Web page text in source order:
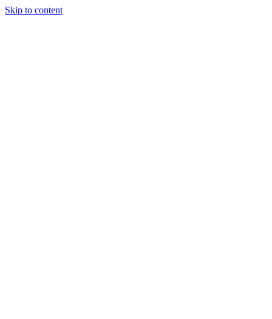
Skip to content